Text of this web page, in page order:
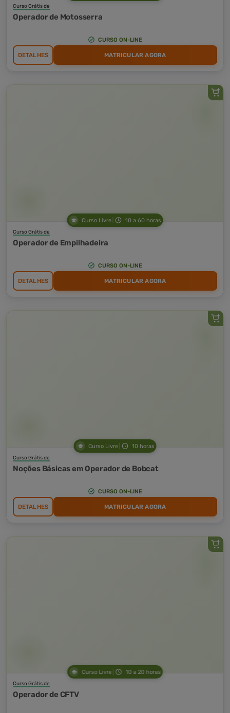
Curso Grátis de
Operador de Motosserra
CURSO ON-LINE
DETALHES MATRICULAR AGORA
Curso Livre 10 a 60 horas
Curso Grátis de
Operador de Empilhadeira
CURSO ON-LINE
DETALHES MATRICULAR AGORA
Curso Livre 10 horas
Curso Grátis de
Noções Básicas em Operador de Bobcat
CURSO ON-LINE
DETALHES MATRICULAR AGORA
Curso Livre 10 a 20 horas
Curso Grátis de
Operador de CFTV